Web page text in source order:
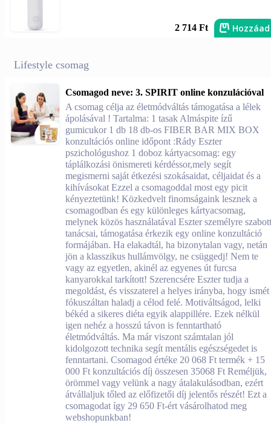
2 714 Ft Hozzáad
Lifestyle csomag
Csomagod neve: 3. SPIRIT online konzulációval
A csomag célja az életmódváltás támogatása a lélek
ápolásával ! Tartalma: 1 tasak Almáspite ízű
gumicukor 1 db 18 db-os FIBER BAR MIX BOX
konzultációs online időpont :Rády Eszter
pszichológushoz 1 doboz kártyacsomag: egy
táplálkozási önismereti kérdéssor,mely segít
megismerni saját étkezési szokásaidat, céljaidat és a
kihívásokat Ezzel a csomagoddal most egy picit
kényeztetünk! Közkedvelt finomságaink lesznek a
csomagodban és egy különleges kártyacsomag,
melynek közös használatával Eszter személyre szabott
tanácsai, támogatása érkezik egy online konzultáció
formájában. Ha elakadtál, ha bizonytalan vagy, netán
jön a klasszikus hullámvölgy, ne csüggedj! Nem te
vagy az egyetlen, akinél az egyenes út furcsa
kanyarokkal tarkított! Szerencsére Eszter tudja a
megoldást, és visszaterel a helyes irányba, hogy ismét
fókuszáltan haladj a célod felé. Motiváltságod, lelki
békéd a sikeres diéta egyik alappillére. Ezek nélkül
igen nehéz a hosszú távon is fenntartható
életmódváltás. Ma már viszont számtalan jól
kidolgozott technika segít mentális egészségedet is
fenntartani. Csomagod értéke 20 068 Ft termék + 15
000 Ft konzultációs díj összesen 35068 Ft Reméljük,
örömmel vagy velünk a nagy átalakulásodban, ezért
átvállaljuk tőled az előfizetői díj jelentős részét! Ezt a
csomagodat így 29 650 Ft-ért vásárolhatod meg
webshopunkban!